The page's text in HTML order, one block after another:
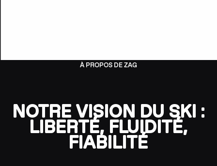
À PROPOS DE ZAG
NOTRE VISION DU SKI :
LIBERTÉ, FLUIDITÉ,
FIABILITÉ